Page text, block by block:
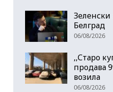
Зеленски
Белград
06/08/2026
,,Старо
продава
возила
06/08/2026